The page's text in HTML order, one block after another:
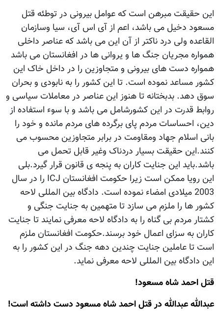
این حقیقت مبرهن است که عوامل بیرونی در توطئه قتل
مسعود دخیل می باشد، اعم از آی اس آی، سیا وسازمان
القاعده ولی درد ناکتر از آن این می باشد که عناصر داخلی
همواره مجریان جنگ ها و یروانی ها در افغانستان می باشد
همواره دست های بیرونی و متجاوزین را در داخل خاک این
کشور مساعد نموده است. تا این کشور را به نابودی و بحران
سوق دهد. بدبختانه تا هنوز این عناصر در معاملات سیاسی و
روابط قدرت در این کشورشامل می باشد و با سوء استفاده از
دین، احساسات مردم پای برگرده های مردم مانده و خود را
بانی اسلام جهاد ومقاومت در برابر متجاوزین محسوب می
کنند.این حقیقت بسیار دردناک وغیر قابل تحمل می
باشد.باید این جنایت کاران به پنجه ی قانون قرار گیرد.بلی
این رویا ممکن است زیرا حکومت افغانستان ICJ را در سال
2003 میلادی امضاء نموده است. دادگاه بین المللی لاحه
کشور ها را ملزم می سازد تا متهمین به جنایت جنگی و
کشتار مردم بی گناه را به دادگاه لاحه معرفی نمایند تا جنایت
کاران به سزای اعمال خود برسند.حکومت افغانستان ملزم
است تا عاملین جنایت چندین دهه جنگ در این کشور را به
این دادگاه بین المللی لاحه معرفی نماید.
قتل احمد شاه مسعود!
عبدالله عبدالله در قتل احمد شاه مسعود دست داشته است!